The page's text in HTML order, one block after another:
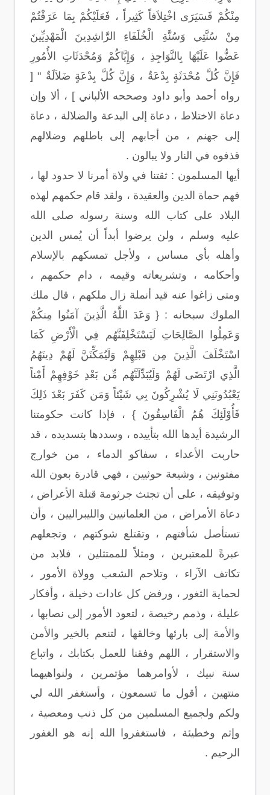
مِنْكُمْ فَسَيَرَى اخْتِلاَفاً كَثِيراً ، فَعَلَيْكُمْ بِمَا عَرَفْتُمْ
مِنْ سُنَّتِي وَسُنَّةِ الْخُلَفَاءِ الرَّاشِدِينَ الْمَهْدِيِّينَ
عَضُّوا عَلَيْهَا بِالنَّوَاجِذِ ، وَإِيَّاكُمْ وَمُحْدَثَاتِ الأُمُورِ
فَإِنَّ كُلَّ مُحْدَثَةٍ بِدْعَةٌ ، وَإِنَّ كُلَّ بِدْعَةٍ ضَلاَلَةٌ " [
رواه أحمد وأبو داود وصححه الألباني ] ، ألا وإن
دعاة الاختلاط ، دعاة إلى البدعة والضلالة ، دعاة
إلى جهنم ، من أجابهم إلى باطلهم وضلالهم
قذفوه في النار ولا يبالون .
أيها المسلمون : ثقتنا في ولاة أمرنا لا حدود لها ،
فهم حماة الدين والعقيدة ، ولقد قام حكمهم لهذه
البلاد على كتاب الله وسنة رسوله صلى الله
عليه وسلم ، ولن يرضوا أبداً أن يُمس الدين
وأهله بأي مساس ، ولأجل تمسكهم بالإسلام
وأحكامه ، وتشريعاته وقيمه ، دام حكمهم ،
ومتى زاغوا عنه قيد أنملة زال ملكهم ، قال ملك
الملوك سبحانه : { وَعَدَ اللَّهُ الَّذِينَ آمَنُوا مِنكُمْ
وَعَمِلُوا الصَّالِحَاتِ لَيَسْتَخْلِفَنَّهُم فِي الْأَرْضِ كَمَا
اسْتَخْلَفَ الَّذِينَ مِن قَبْلِهِمْ وَلَيُمَكِّنَنَّ لَهُمْ دِينَهُمُ
الَّذِي ارْتَضَى لَهُمْ وَلَيُبَدِّلَنَّهُم مِّن بَعْدِ خَوْفِهِمْ أَمْناً
يَعْبُدُونَنِي لَا يُشْرِكُونَ بِي شَيْئاً وَمَن كَفَرَ بَعْدَ ذَلِكَ
فَأُوْلَئِكَ هُمُ الْفَاسِقُونَ } ، فإذا كانت حكومتنا
الرشيدة أيدها الله بتأييده ، وسددها بتسديده ، قد
حاربت الأعداء ، سفاكو الدماء ، من خوارج
مفتونين ، وشيعة حوثيين ، فهي قادرة بعون الله
وتوفيقه ، على أن تجتث جرثومة قتلة الأعراض ،
دعاة الأمراض ، من العلمانيين والليبراليين ، وأن
تستأصل شأفتهم ، وتقتلع شوكتهم ، وتجعلهم
عبرةً للمعتبرين ، ومثلاً للممتثلين ، فلابد من
تكاتف الآراء ، وتلاحم الشعب وولاة الأمور ،
لحماية الثغور ، ورفض كل عادات دخيلة ، وأفكار
عليلة ، وذمم رخيصة ، لتعود الأمور إلى نصابها ،
والأمة إلى بارئها وخالقها ، لتنعم بالخير والأمن
والاستقرار ، اللهم وفقنا للعمل بكتابك ، واتباع
سنة نبيك ، لأوامرهما مؤتمرين ، ولنواهيهما
منتهين ، أقول ما تسمعون ، وأستغفر الله لي
ولكم ولجميع المسلمين من كل ذنب ومعصية ،
وإثم وخطيئة ، فاستغفروا الله إنه هو الغفور
الرحيم .